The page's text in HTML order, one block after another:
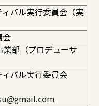
バル実行委員会（実
会
業部（プロデューサ
バル実行委員会